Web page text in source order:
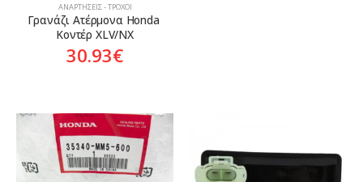
ΑΝΑΡΤΉΣΕΙΣ - ΤΡΟΧΟΊ
Γρανάζι Ατέρμονα Honda
Κοντέρ XLV/NX
30.93€